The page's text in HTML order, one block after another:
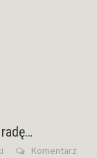
Komentarz